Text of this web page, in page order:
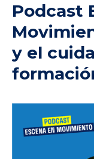
Podcast
y el